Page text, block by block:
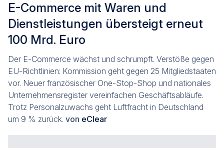
E-Commerce mit Waren und
Dienstleistungen übersteigt erneut
100 Mrd. Euro
Der E-Commerce wächst und schrumpft. Verstöße gegen
EU-Richtlinien: Kommission geht gegen 25 Mitgliedstaaten
vor. Neuer französischer One-Stop-Shop und nationales
Unternehmensregister vereinfachen Geschäftsabläufe.
Trotz Personalzuwachs geht Luftfracht in Deutschland
um 9 % zurück. von eClear